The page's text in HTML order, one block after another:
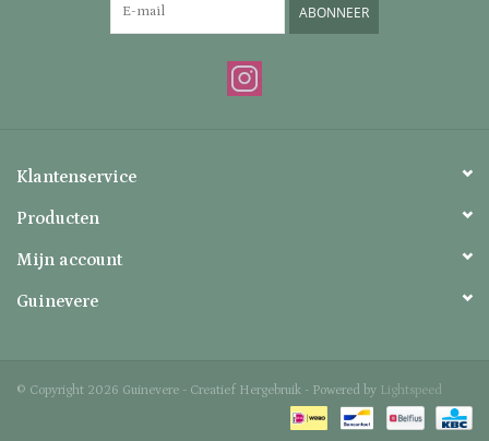
ABONNEER
Klantenservice
Producten
Mijn account
Guinevere
© Copyright 2026 Guinevere - Creatief Hergebruik - Powered by Lightspeed